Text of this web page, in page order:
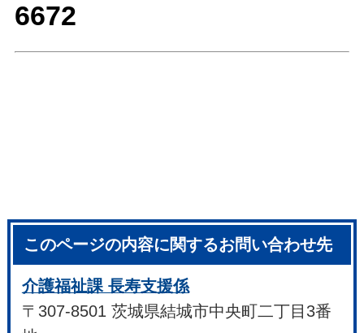
6672
このページの内容に関するお問い合わせ先
介護福祉課 長寿支援係
〒307-8501 茨城県結城市中央町二丁目3番